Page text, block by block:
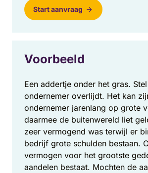
Start aanvraag
Voorbeeld
Een addertje onder het gras.
ondernemer overlijdt. Het kan
ondernemer jarenlang op grote
daarmee de buitenwereld liet
zeer vermogend was terwijl er
bedrijf grote schulden bestaan.
vermogen voor het grootste
aandelen bestaat. Mochten de